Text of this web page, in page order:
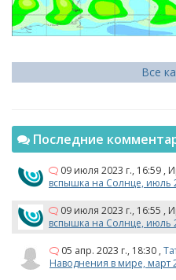
Все
Последние
09 июля 2023 г., 16:59 ,
вспышка на Солнце, июль
09 июля 2023 г., 16:55 ,
вспышка на Солнце, июль
05 апр. 2023 г., 18:30 ,
Наводнения в мире, март